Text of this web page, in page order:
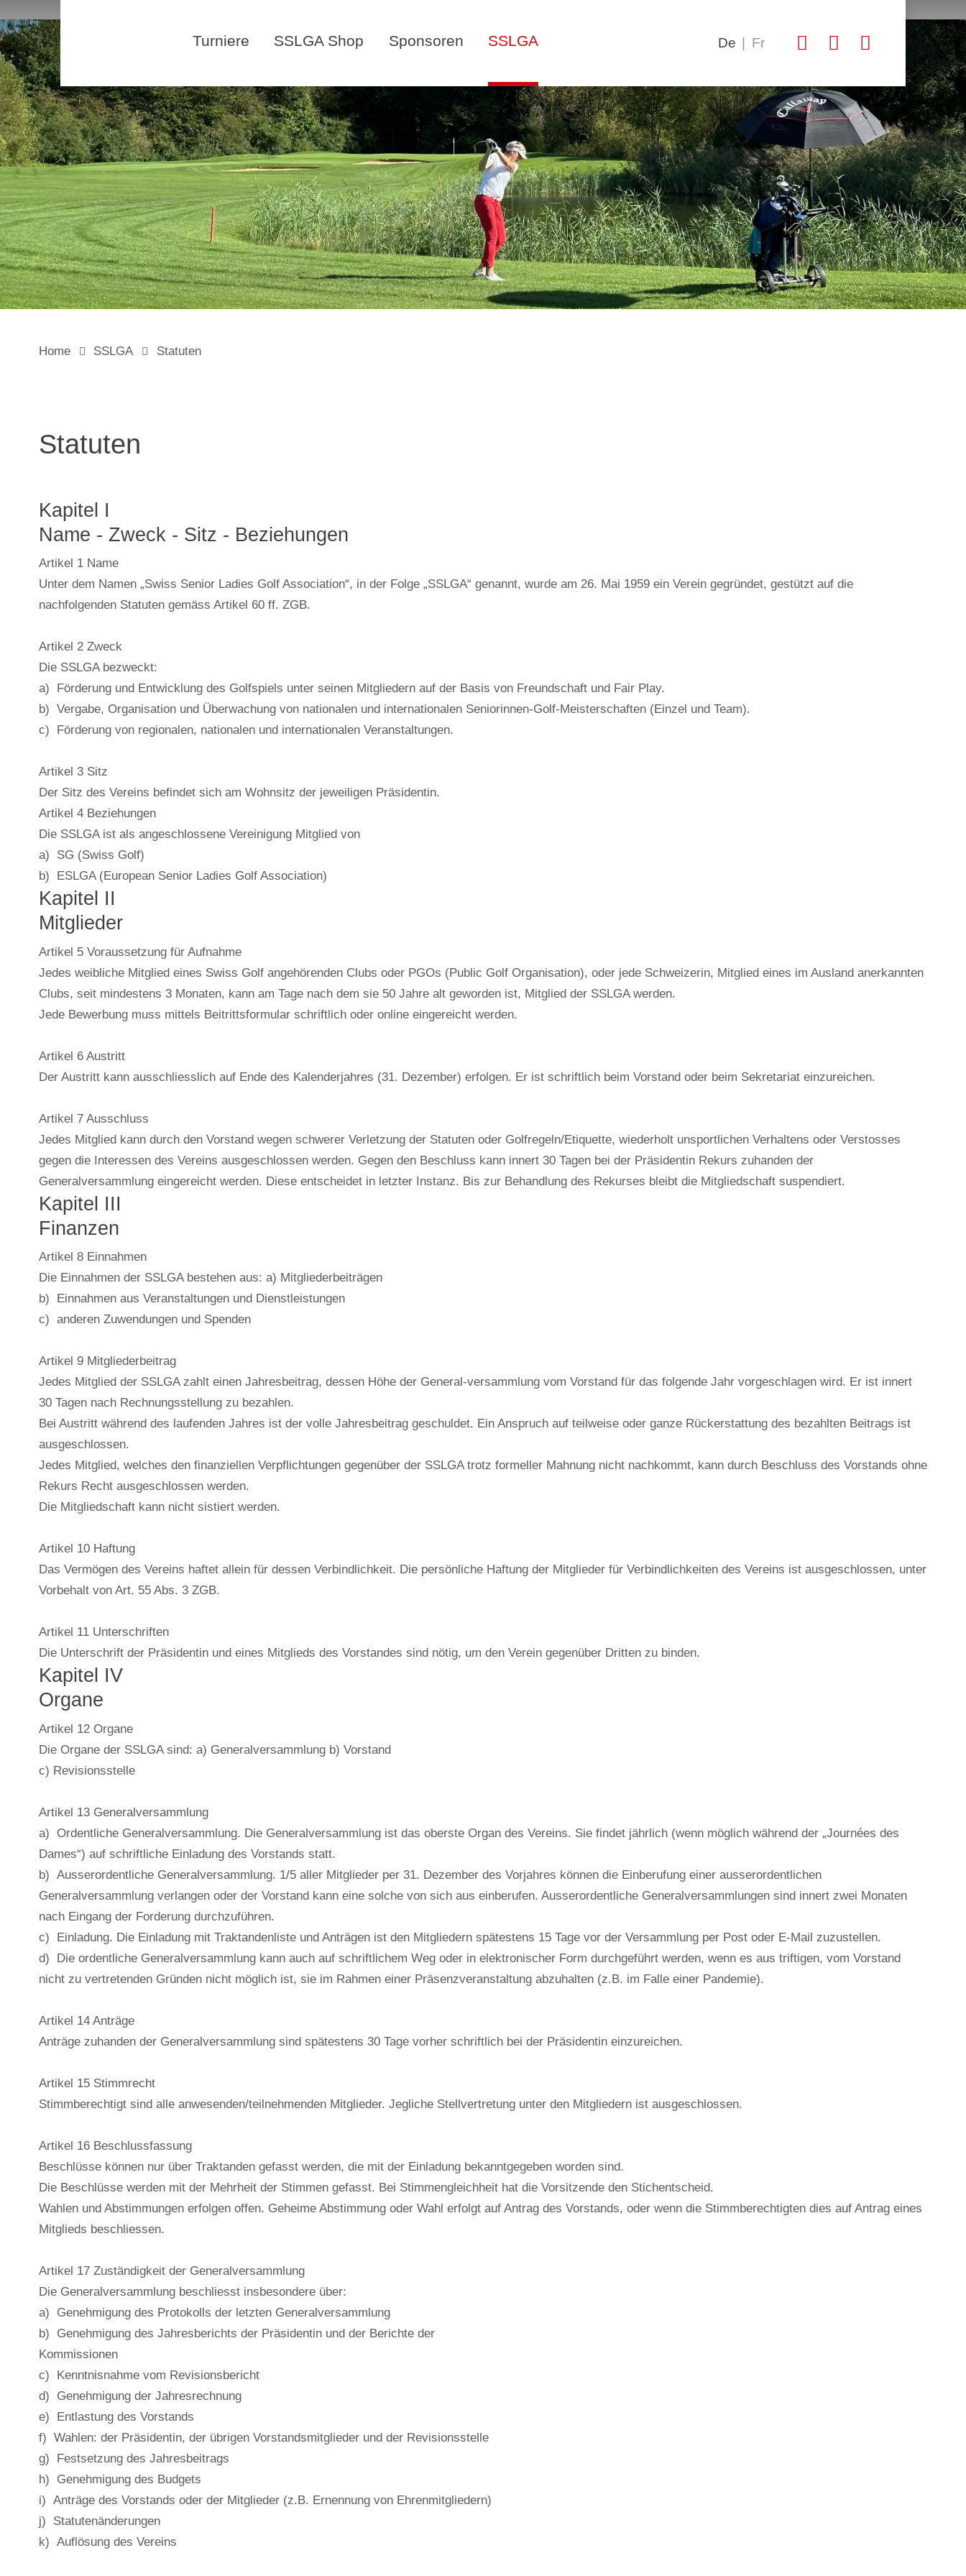
Turniere SSLGA Shop Sponsoren SSLGA De Fr
Home SSLGA Statuten
Statuten
Kapitel I
Name - Zweck - Sitz - Beziehungen
Artikel 1 Name
Unter dem Namen „Swiss Senior Ladies Golf Association“, in der Folge „SSLGA“ genannt, wurde am 26. Mai 1959 ein Verein gegründet, gestützt auf die
nachfolgenden Statuten gemäss Artikel 60 ff. ZGB.
Artikel 2 Zweck
Die SSLGA bezweckt:
a) Förderung und Entwicklung des Golfspiels unter seinen Mitgliedern auf der Basis von Freundschaft und Fair Play.
b) Vergabe, Organisation und Überwachung von nationalen und internationalen Seniorinnen-Golf-Meisterschaften (Einzel und Team).
c) Förderung von regionalen, nationalen und internationalen Veranstaltungen.
Artikel 3 Sitz
Der Sitz des Vereins befindet sich am Wohnsitz der jeweiligen Präsidentin.
Artikel 4 Beziehungen
Die SSLGA ist als angeschlossene Vereinigung Mitglied von
a) SG (Swiss Golf)
b) ESLGA (European Senior Ladies Golf Association)
Kapitel II
Mitglieder
Artikel 5 Voraussetzung für Aufnahme
Jedes weibliche Mitglied eines Swiss Golf angehörenden Clubs oder PGOs (Public Golf Organisation), oder jede Schweizerin, Mitglied eines im Ausland anerkannten
Clubs, seit mindestens 3 Monaten, kann am Tage nach dem sie 50 Jahre alt geworden ist, Mitglied der SSLGA werden.
Jede Bewerbung muss mittels Beitrittsformular schriftlich oder online eingereicht werden.
Artikel 6 Austritt
Der Austritt kann ausschliesslich auf Ende des Kalenderjahres (31. Dezember) erfolgen. Er ist schriftlich beim Vorstand oder beim Sekretariat einzureichen.
Artikel 7 Ausschluss
Jedes Mitglied kann durch den Vorstand wegen schwerer Verletzung der Statuten oder Golfregeln/Etiquette, wiederholt unsportlichen Verhaltens oder Verstosses
gegen die Interessen des Vereins ausgeschlossen werden. Gegen den Beschluss kann innert 30 Tagen bei der Präsidentin Rekurs zuhanden der
Generalversammlung eingereicht werden. Diese entscheidet in letzter Instanz. Bis zur Behandlung des Rekurses bleibt die Mitgliedschaft suspendiert.
Kapitel III
Finanzen
Artikel 8 Einnahmen
Die Einnahmen der SSLGA bestehen aus: a) Mitgliederbeiträgen
b) Einnahmen aus Veranstaltungen und Dienstleistungen
c) anderen Zuwendungen und Spenden
Artikel 9 Mitgliederbeitrag
Jedes Mitglied der SSLGA zahlt einen Jahresbeitrag, dessen Höhe der General-versammlung vom Vorstand für das folgende Jahr vorgeschlagen wird. Er ist innert
30 Tagen nach Rechnungsstellung zu bezahlen.
Bei Austritt während des laufenden Jahres ist der volle Jahresbeitrag geschuldet. Ein Anspruch auf teilweise oder ganze Rückerstattung des bezahlten Beitrags ist
ausgeschlossen.
Jedes Mitglied, welches den finanziellen Verpflichtungen gegenüber der SSLGA trotz formeller Mahnung nicht nachkommt, kann durch Beschluss des Vorstands ohne
Rekurs Recht ausgeschlossen werden.
Die Mitgliedschaft kann nicht sistiert werden.
Artikel 10 Haftung
Das Vermögen des Vereins haftet allein für dessen Verbindlichkeit. Die persönliche Haftung der Mitglieder für Verbindlichkeiten des Vereins ist ausgeschlossen, unter
Vorbehalt von Art. 55 Abs. 3 ZGB.
Artikel 11 Unterschriften
Die Unterschrift der Präsidentin und eines Mitglieds des Vorstandes sind nötig, um den Verein gegenüber Dritten zu binden.
Kapitel IV
Organe
Artikel 12 Organe
Die Organe der SSLGA sind: a) Generalversammlung b) Vorstand
c) Revisionsstelle
Artikel 13 Generalversammlung
a) Ordentliche Generalversammlung. Die Generalversammlung ist das oberste Organ des Vereins. Sie findet jährlich (wenn möglich während der „Journées des
Dames“) auf schriftliche Einladung des Vorstands statt.
b) Ausserordentliche Generalversammlung. 1/5 aller Mitglieder per 31. Dezember des Vorjahres können die Einberufung einer ausserordentlichen
Generalversammlung verlangen oder der Vorstand kann eine solche von sich aus einberufen. Ausserordentliche Generalversammlungen sind innert zwei Monaten
nach Eingang der Forderung durchzuführen.
c) Einladung. Die Einladung mit Traktandenliste und Anträgen ist den Mitgliedern spätestens 15 Tage vor der Versammlung per Post oder E-Mail zuzustellen.
d) Die ordentliche Generalversammlung kann auch auf schriftlichem Weg oder in elektronischer Form durchgeführt werden, wenn es aus triftigen, vom Vorstand
nicht zu vertretenden Gründen nicht möglich ist, sie im Rahmen einer Präsenzveranstaltung abzuhalten (z.B. im Falle einer Pandemie).
Artikel 14 Anträge
Anträge zuhanden der Generalversammlung sind spätestens 30 Tage vorher schriftlich bei der Präsidentin einzureichen.
Artikel 15 Stimmrecht
Stimmberechtigt sind alle anwesenden/teilnehmenden Mitglieder. Jegliche Stellvertretung unter den Mitgliedern ist ausgeschlossen.
Artikel 16 Beschlussfassung
Beschlüsse können nur über Traktanden gefasst werden, die mit der Einladung bekanntgegeben worden sind.
Die Beschlüsse werden mit der Mehrheit der Stimmen gefasst. Bei Stimmengleichheit hat die Vorsitzende den Stichentscheid.
Wahlen und Abstimmungen erfolgen offen. Geheime Abstimmung oder Wahl erfolgt auf Antrag des Vorstands, oder wenn die Stimmberechtigten dies auf Antrag eines
Mitglieds beschliessen.
Artikel 17 Zuständigkeit der Generalversammlung
Die Generalversammlung beschliesst insbesondere über:
a) Genehmigung des Protokolls der letzten Generalversammlung
b) Genehmigung des Jahresberichts der Präsidentin und der Berichte der
Kommissionen
c) Kenntnisnahme vom Revisionsbericht
d) Genehmigung der Jahresrechnung
e) Entlastung des Vorstands
f) Wahlen: der Präsidentin, der übrigen Vorstandsmitglieder und der Revisionsstelle
g) Festsetzung des Jahresbeitrags
h) Genehmigung des Budgets
i) Anträge des Vorstands oder der Mitglieder (z.B. Ernennung von Ehrenmitgliedern)
j) Statutenänderungen
k) Auflösung des Vereins